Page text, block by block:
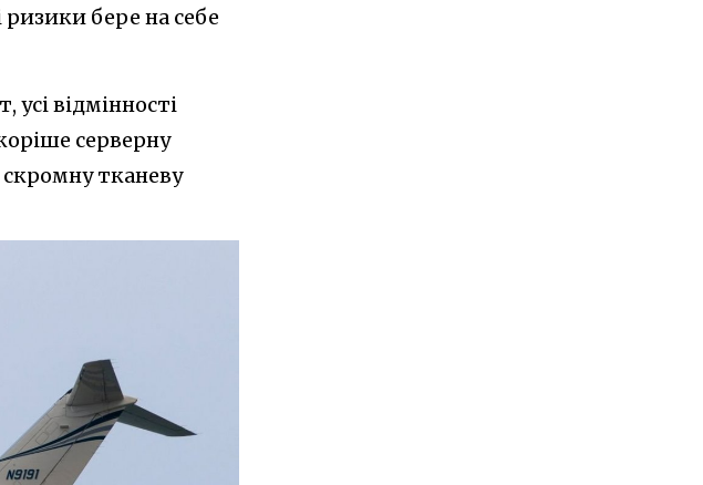
ризики бере на себе
відмінності
серверну
скромну тканеву